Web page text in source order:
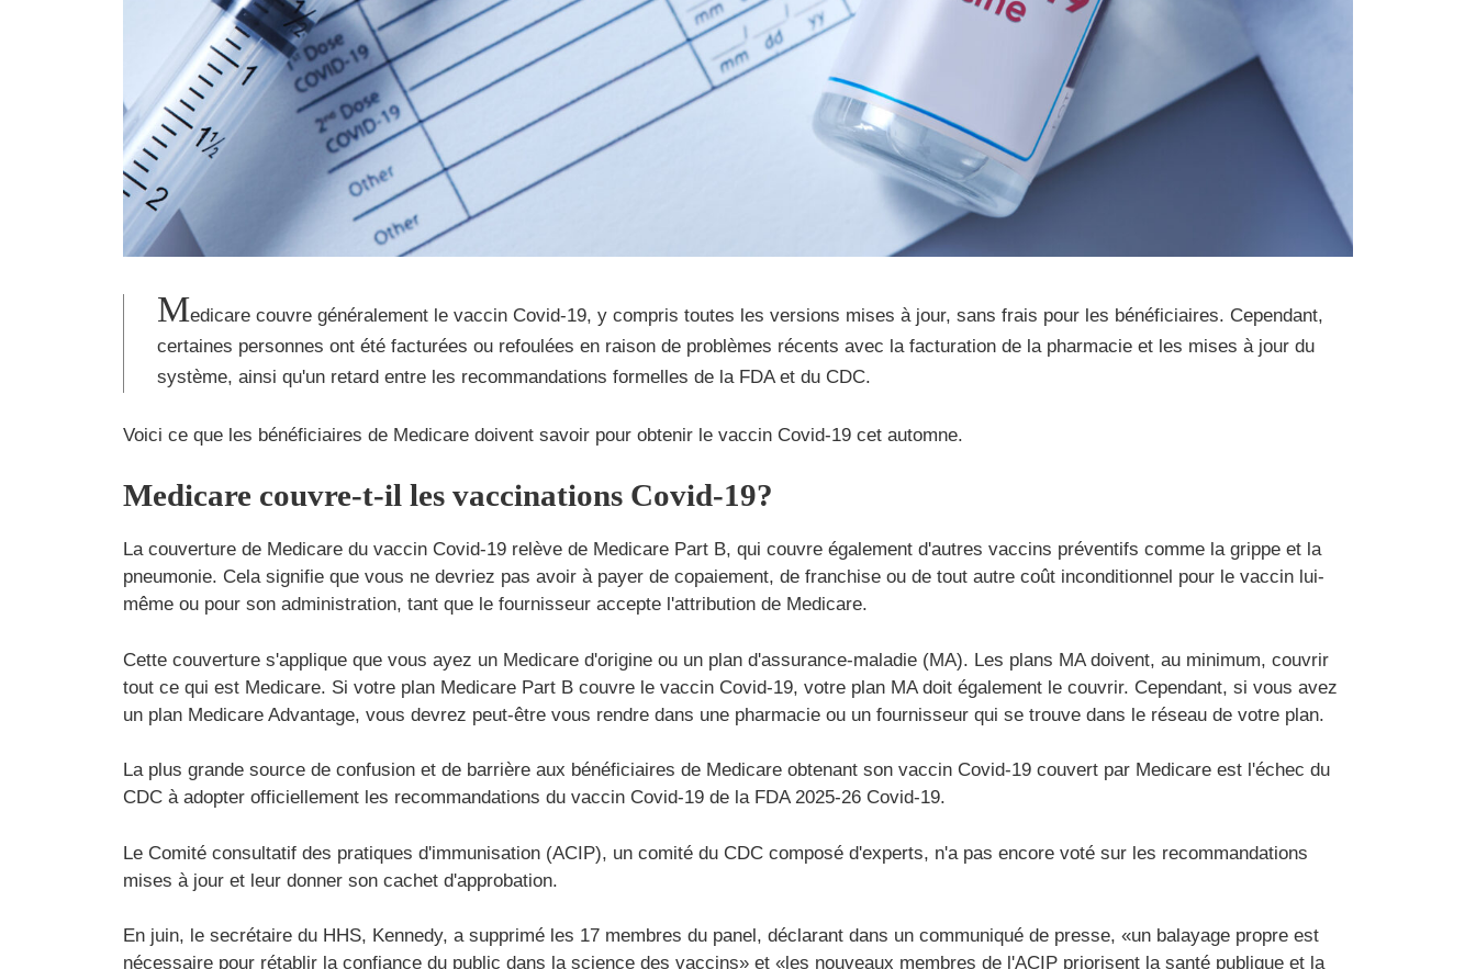
Medicare couvre généralement le vaccin Covid-19, y compris toutes les versions mises à jour, sans frais pour les bénéficiaires. Cependant,
certaines personnes ont été facturées ou refoulées en raison de problèmes récents avec la facturation de la pharmacie et les mises à jour du
système, ainsi qu'un retard entre les recommandations formelles de la FDA et du CDC.
Voici ce que les bénéficiaires de Medicare doivent savoir pour obtenir le vaccin Covid-19 cet automne.
Medicare couvre-t-il les vaccinations Covid-19?
La couverture de Medicare du vaccin Covid-19 relève de Medicare Part B, qui couvre également d'autres vaccins préventifs comme la grippe et la
pneumonie. Cela signifie que vous ne devriez pas avoir à payer de copaiement, de franchise ou de tout autre coût inconditionnel pour le vaccin lui-
même ou pour son administration, tant que le fournisseur accepte l'attribution de Medicare.
Cette couverture s'applique que vous ayez un Medicare d'origine ou un plan d'assurance-maladie (MA). Les plans MA doivent, au minimum, couvrir
tout ce qui est Medicare. Si votre plan Medicare Part B couvre le vaccin Covid-19, votre plan MA doit également le couvrir. Cependant, si vous avez
un plan Medicare Advantage, vous devrez peut-être vous rendre dans une pharmacie ou un fournisseur qui se trouve dans le réseau de votre plan.
La plus grande source de confusion et de barrière aux bénéficiaires de Medicare obtenant son vaccin Covid-19 couvert par Medicare est l'échec du
CDC à adopter officiellement les recommandations du vaccin Covid-19 de la FDA 2025-26 Covid-19.
Le Comité consultatif des pratiques d'immunisation (ACIP), un comité du CDC composé d'experts, n'a pas encore voté sur les recommandations
mises à jour et leur donner son cachet d'approbation.
En juin, le secrétaire du HHS, Kennedy, a supprimé les 17 membres du panel, déclarant dans un communiqué de presse, «un balayage propre est
nécessaire pour rétablir la confiance du public dans la science des vaccins» et «les nouveaux membres de l'ACIP priorisent la santé publique et la